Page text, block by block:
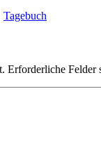
Tagebuch
Erforderliche Felder